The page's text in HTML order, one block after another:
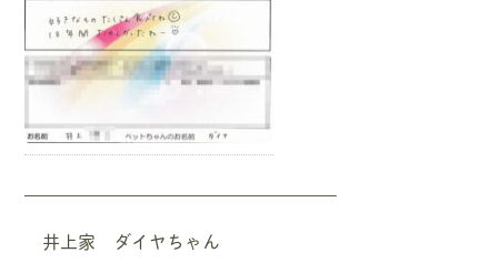
—————————————————–
井上家 ダイヤちゃん